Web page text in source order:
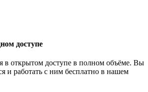
доступе
в открытом доступе в полном объёме. Вы
и работать с ним бесплатно в нашем